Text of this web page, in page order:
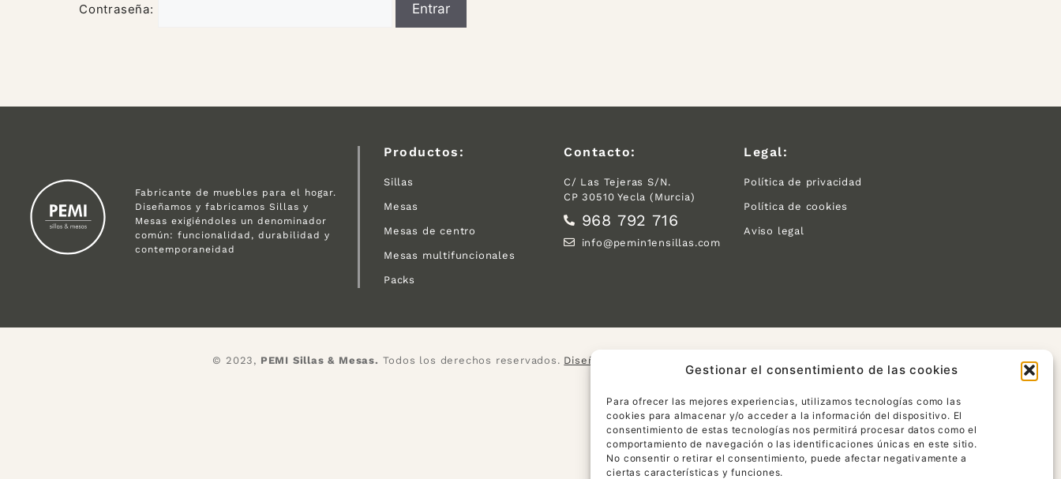
Gestionar el consentimiento de las cookies
Para ofrecer las mejores experiencias, utilizamos tecnologías como las
cookies para almacenar y/o acceder a la información del dispositivo. El
consentimiento de estas tecnologías nos permitirá procesar datos como el
comportamiento de navegación o las identificaciones únicas en este sitio.
No consentir o retirar el consentimiento, puede afectar negativamente a
ciertas características y funciones.
Contraseña:
Fabricante de muebles para el hogar.
Diseñamos y fabricamos Sillas y
Mesas exigiéndoles un denominador
común: funcionalidad, durabilidad y
contemporaneidad
Productos:
Sillas
Mesas
Mesas de centro
Mesas multifuncionales
Packs
Contacto:
C/ Las Tejeras S/N.
CP 30510 Yecla (Murcia)
968 792 716
info@pemin1ensillas.com
Legal:
Política de privacidad
Política de cookies
Aviso legal
© 2023, PEMI Sillas & Mesas. Todos los derechos reservados. Diseño web Daemon4